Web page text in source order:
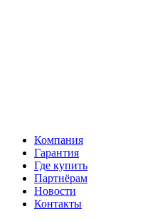
Компания
Гарантия
Где купить
Партнёрам
Новости
Контакты